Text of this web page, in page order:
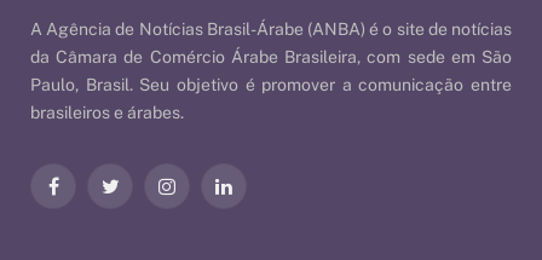
A Agência de Notícias Brasil-Árabe (ANBA) é o site de notícias
da Câmara de Comércio Árabe Brasileira, com sede em São
Paulo, Brasil. Seu objetivo é promover a comunicação entre
brasileiros e árabes.
FacebookTwitter InstagramLinkedIn